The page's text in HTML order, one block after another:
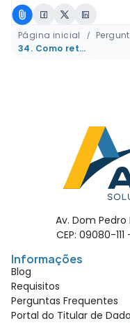
Página inicial
34. Como retificar o Selo Digital do traslado para corrigir seu valor?
Av. Dom Pedro
CEP: 09080-
Informações
Blog
Requisitos
Perguntas Frequentes
Portal do Titular de